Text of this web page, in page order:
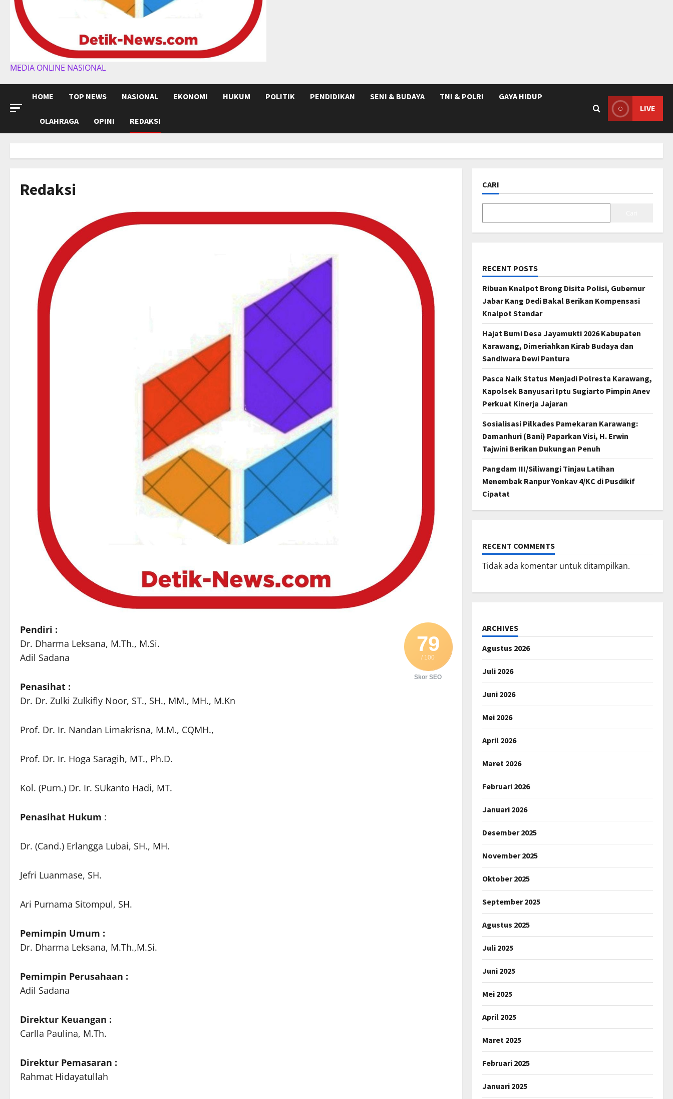
MEDIA ONLINE NASIONAL
HOME TOP NEWS NASIONAL EKONOMI HUKUM POLITIK PENDIDIKAN SENI & BUDAYA TNI & POLRI GAYA HIDUP
OLAHRAGA OPINI REDAKSI
LIVE
Redaksi
79
/ 100
Skor SEO
Pendiri :
Dr. Dharma Leksana, M.Th., M.Si.
Adil Sadana
Penasihat :
Dr. Dr. Zulki Zulkifly Noor, ST., SH., MM., MH., M.Kn
Prof. Dr. Ir. Nandan Limakrisna, M.M., CQMH.,
Prof. Dr. Ir. Hoga Saragih, MT., Ph.D.
Kol. (Purn.) Dr. Ir. SUkanto Hadi, MT.
Penasihat Hukum :
Dr. (Cand.) Erlangga Lubai, SH., MH.
Jefri Luanmase, SH.
Ari Purnama Sitompul, SH.
Pemimpin Umum :
Dr. Dharma Leksana, M.Th.,M.Si.
Pemimpin Perusahaan :
Adil Sadana
Direktur Keuangan :
Carlla Paulina, M.Th.
Direktur Pemasaran :
Rahmat Hidayatullah
CARI
RECENT POSTS
Ribuan Knalpot Brong Disita Polisi, Gubernur
Jabar Kang Dedi Bakal Berikan Kompensasi
Knalpot Standar
Hajat Bumi Desa Jayamukti 2026 Kabupaten
Karawang, Dimeriahkan Kirab Budaya dan
Sandiwara Dewi Pantura
Pasca Naik Status Menjadi Polresta Karawang,
Kapolsek Banyusari Iptu Sugiarto Pimpin Anev
Perkuat Kinerja Jajaran
Sosialisasi Pilkades Pamekaran Karawang:
Damanhuri (Bani) Paparkan Visi, H. Erwin
Tajwini Berikan Dukungan Penuh
Pangdam III/Siliwangi Tinjau Latihan
Menembak Ranpur Yonkav 4/KC di Pusdikif
Cipatat
RECENT COMMENTS
Tidak ada komentar untuk ditampilkan.
ARCHIVES
Agustus 2026
Juli 2026
Juni 2026
Mei 2026
April 2026
Maret 2026
Februari 2026
Januari 2026
Desember 2025
November 2025
Oktober 2025
September 2025
Agustus 2025
Juli 2025
Juni 2025
Mei 2025
April 2025
Maret 2025
Februari 2025
Januari 2025